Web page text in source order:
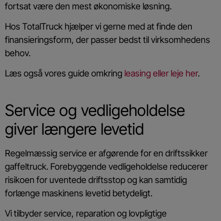
fortsat være den mest økonomiske løsning.
Hos TotalTruck hjælper vi gerne med at finde den
finansieringsform, der passer bedst til virksomhedens
behov.
Læs også vores guide omkring leasing eller leje her.
Service og vedligeholdelse
giver længere levetid
Regelmæssig service er afgørende for en driftssikker
gaffeltruck. Forebyggende vedligeholdelse reducerer
risikoen for uventede driftsstop og kan samtidig
forlænge maskinens levetid betydeligt.
Vi tilbyder service, reparation og lovpligtige